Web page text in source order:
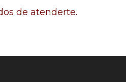
de atenderte.